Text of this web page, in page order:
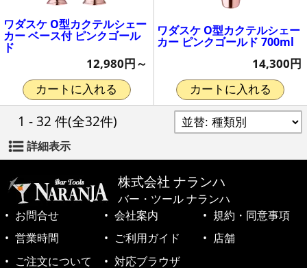
ワダスケ O型カクテルシェー
カー ベース付 ピンクゴール
ド
12,980円～
カートに入れる
ワダスケ O型カクテルシェー
カー ピンクゴールド 700ml
14,300円
カートに入れる
1 - 32 件(全32件)
詳細表示
株式会社 ナランハ
バー・ツール ナランハ
お問合せ
会社案内
規約・同意事項
営業時間
ご利用ガイド
店舗
ご注文について
対応ブラウザ